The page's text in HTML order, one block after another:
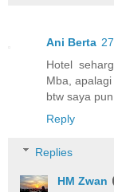
Ani Berta
Hotel
Mba,
btw saya
Reply
Replies
HM Zwan